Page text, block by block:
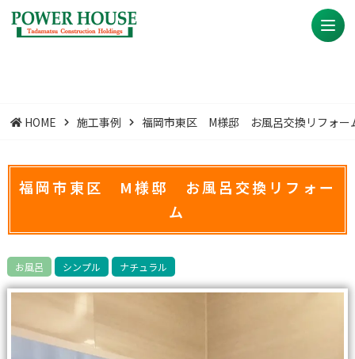
HOME 施工事例 福岡市東区 M様邸 お風呂交換リフォー
福岡市東区 M様邸 お風呂交換リフォー
ム
お風呂 シンプル ナチュラル